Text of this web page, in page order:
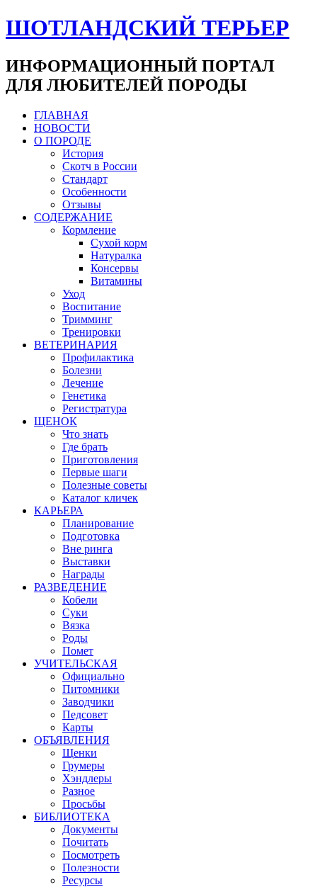
ШОТЛАНДСКИЙ ТЕРЬЕР
ИНФОРМАЦИОННЫЙ ПОРТАЛ
ДЛЯ ЛЮБИТЕЛЕЙ ПОРОДЫ
ГЛАВНАЯ
НОВОСТИ
О ПОРОДЕ
История
Скотч в России
Стандарт
Особенности
Отзывы
СОДЕРЖАНИЕ
Кормление
Сухой корм
Натуралка
Консервы
Витамины
Уход
Воспитание
Тримминг
Тренировки
ВЕТЕРИНАРИЯ
Профилактика
Болезни
Лечение
Генетика
Регистратура
ЩЕНОК
Что знать
Где брать
Приготовления
Первые шаги
Полезные советы
Каталог кличек
КАРЬЕРА
Планирование
Подготовка
Вне ринга
Выставки
Награды
РАЗВЕДЕНИЕ
Кобели
Суки
Вязка
Роды
Помет
УЧИТЕЛЬСКАЯ
Официально
Питомники
Заводчики
Педсовет
Карты
ОБЪЯВЛЕНИЯ
Щенки
Грумеры
Хэндлеры
Разное
Просьбы
БИБЛИОТЕКА
Документы
Почитать
Посмотреть
Полезности
Ресурсы